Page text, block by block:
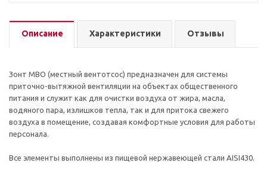
Описание Характеристики Отзывы
Зонт МВО (местный вентотсос) предназначен для системы
приточно-вытяжной вентиляции на объектах общественного
питания и служит как для очистки воздуха от жира, масла,
водяного пара, излишков тепла, так и для притока свежего
воздуха в помещение, создавая комфортные условия для работы
персонала.
Все элементы выполнены из пищевой нержавеющей стали AISI430.